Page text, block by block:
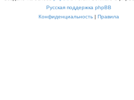
Русская поддержка phpBB
Конфиденциальность | Правила